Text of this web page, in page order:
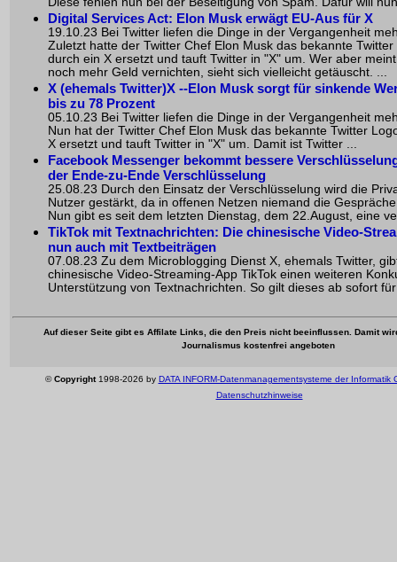
Digital Services Act: Elon Musk erwägt EU-Aus für X
19.10.23 Bei Twitter liefen die Dinge in der Vergangenheit
Zuletzt hatte der Twitter Chef Elon Musk das bekannte
durch ein X ersetzt und tauft Twitter in "X" um. Wer aber
noch mehr Geld vernichten, sieht sich vielleicht getäuscht. ...
X (ehemals Twitter)X --Elon Musk sorgt für sinkende
bis zu 78 Prozent
05.10.23 Bei Twitter liefen die Dinge in der Vergangenheit
Nun hat der Twitter Chef Elon Musk das bekannte Twitter
X ersetzt und tauft Twitter in "X" um. Damit ist Twitter ...
Facebook Messenger bekommt bessere
der Ende-zu-Ende Verschlüsselung
25.08.23 Durch den Einsatz der Verschlüsselung wird die
Nutzer gestärkt, da in offenen Netzen niemand die
Nun gibt es seit dem letzten Dienstag, dem 22.August, eine
TikTok mit Textnachrichten: Die chinesische Video-
nun auch mit Textbeiträgen
07.08.23 Zu dem Microblogging Dienst X, ehemals Twitter,
chinesische Video-Streaming-App TikTok einen weiteren
Unterstützung von Textnachrichten. So gilt dieses ab sofort
Auf dieser Seite gibt es Affilate Links, die den Preis nicht beeinflussen. Damit
Journalismus kostenfrei angeboten
©Copyright1998-2026 by DATA INFORM-Datenmanagementsysteme der Informatik
Datenschutzhinweise